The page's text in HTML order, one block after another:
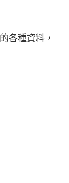
各種資料，